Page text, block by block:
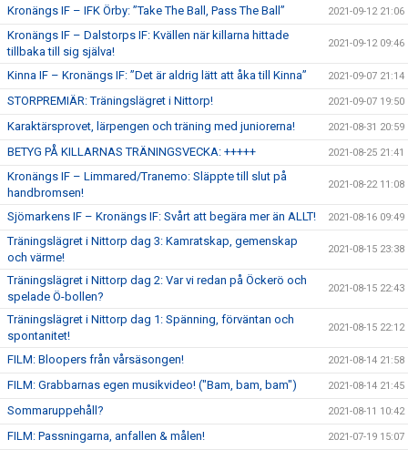
Kronängs IF – IFK Örby: ”Take The Ball, Pass The Ball” 2021-09-12 21:06
Kronängs IF – Dalstorps IF: Kvällen när killarna hittade
tillbaka till sig själva!
2021-09-12 09:46
Kinna IF – Kronängs IF: ”Det är aldrig lätt att åka till Kinna” 2021-09-07 21:14
STORPREMIÄR: Träningslägret i Nittorp! 2021-09-07 19:50
Karaktärsprovet, lärpengen och träning med juniorerna! 2021-08-31 20:59
BETYG PÅ KILLARNAS TRÄNINGSVECKA: +++++ 2021-08-25 21:41
Kronängs IF – Limmared/Tranemo: Släppte till slut på
handbromsen!
2021-08-22 11:08
Sjömarkens IF – Kronängs IF: Svårt att begära mer än ALLT! 2021-08-16 09:49
Träningslägret i Nittorp dag 3: Kamratskap, gemenskap
och värme!
2021-08-15 23:38
Träningslägret i Nittorp dag 2: Var vi redan på Öckerö och
spelade Ö-bollen?
2021-08-15 22:43
Träningslägret i Nittorp dag 1: Spänning, förväntan och
spontanitet!
2021-08-15 22:12
FILM: Bloopers från vårsäsongen! 2021-08-14 21:58
FILM: Grabbarnas egen musikvideo! ("Bam, bam, bam") 2021-08-14 21:45
Sommaruppehåll? 2021-08-11 10:42
FILM: Passningarna, anfallen & målen! 2021-07-19 15:07